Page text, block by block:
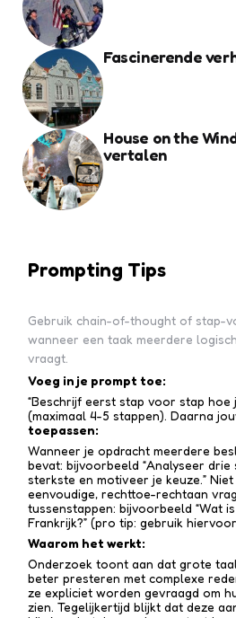
Fascinerende
House on the
vertalen
Prompting Tips
Gebruik chain-of-thought of stap-
wanneer een taak meerdere
vraagt.
Voeg in je prompt toe:
“Beschrijf eerst stap voor stap
(maximaal 4-5 stappen). Daarna
toepassen:
Wanneer je opdracht meerdere
bevat: bijvoorbeeld “Analyseer drie
sterkste en motiveer je keuze.”
eenvoudige, rechttoe-recht­aan
tussen­stappen: bijvoorbeeld “Wat
Frankrijk?” (pro tip: gebruik
Waarom het werkt:
Onderzoek toont aan dat grote
beter presteren met complexe
ze expliciet worden gevraagd om
zien. Tegelijkertijd blijkt dat deze